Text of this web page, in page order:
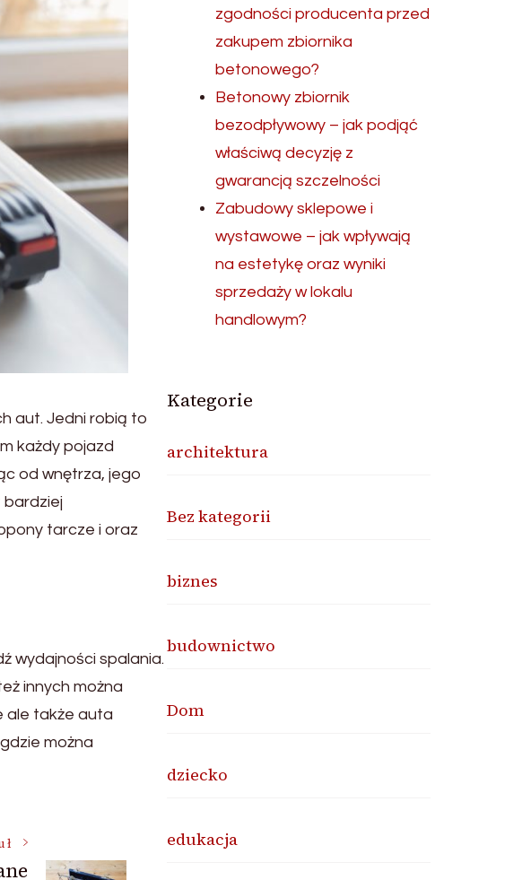
aut. Jedni robią to
każdy pojazd
od wnętrza, jego
bardziej
tarcze i oraz
wydajności spalania.
innych można
ale także auta
można
zgodności producenta przed
zakupem zbiornika
betonowego?
Betonowy zbiornik
bezodpływowy – jak podjąć
właściwą decyzję z
gwarancją szczelności
Zabudowy sklepowe i
wystawowe – jak wpływają
na estetykę oraz wyniki
sprzedaży w lokalu
handlowym?
Kategorie
architektura
Bez kategorii
biznes
budownictwo
Dom
dziecko
edukacja